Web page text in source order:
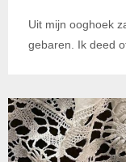
Uit mijn ooghoek
gebaren. Ik deed